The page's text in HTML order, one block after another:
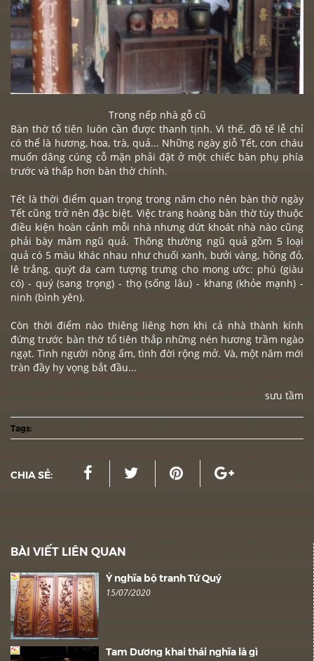
Trong nếp nhà gỗ cũ
Bàn thờ tổ tiên luôn cần được thanh tịnh. Vì thế, đồ tế lễ chỉ
có thể là hương, hoa, trà, quả... Những ngày giỗ Tết, con cháu
muốn dâng cúng cỗ mặn phải đặt ở một chiếc bàn phụ phía
trước và thấp hơn bàn thờ chính.
Tết là thời điểm quan trọng trong năm cho nên bàn thờ ngày
Tết cũng trở nên đặc biệt. Việc trang hoàng bàn thờ tùy thuộc
điều kiện hoàn cảnh mỗi nhà nhưng dứt khoát nhà nào cũng
phải bày mâm ngũ quả. Thông thường ngũ quả gồm 5 loại
quả có 5 màu khác nhau như chuối xanh, bưởi vàng, hồng đỏ,
lê trắng, quýt da cam tượng trưng cho mong ước: phú (giàu
có) - quý (sang trọng) - thọ (sống lâu) - khang (khỏe mạnh) -
ninh (bình yên).
Còn thời điểm nào thiêng liêng hơn khi cả nhà thành kính
đứng trước bàn thờ tổ tiên thắp những nén hương trầm ngào
ngạt. Tình người nồng ấm, tình đời rộng mở. Và, một năm mới
tràn đầy hy vọng bắt đầu...
sưu tầm
Tags:
CHIA SẺ:
BÀI VIẾT LIÊN QUAN
Ý nghĩa bộ tranh Tứ Quý
15/07/2020
Tam Dương khai thái nghĩa là gì